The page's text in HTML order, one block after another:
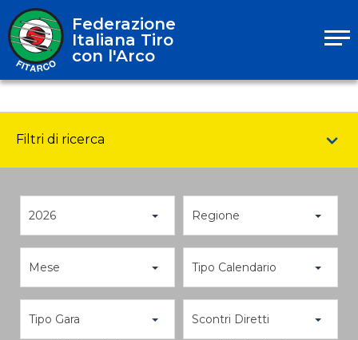
Federazione
Italiana Tiro
con l'Arco
Filtri di ricerca
2026 Regione
Mese Tipo Calendario
Tipo Gara Scontri Diretti